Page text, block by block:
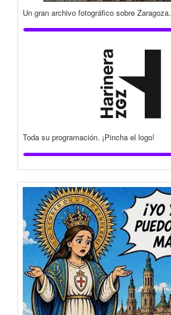
Un gran archivo fotográfico sobre Zaragoza.
Toda su programación. ¡Pincha el logo!